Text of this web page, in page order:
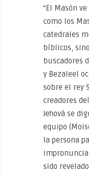
“El Masón
como los
catedrales
bíblicos,
buscadores
y Bezaleel
sobre el rey
creadores
Jehová se
equipo
la persona
sido